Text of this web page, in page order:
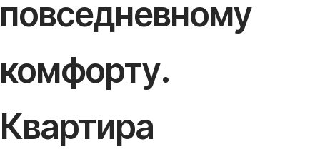
повседневному
комфорту.
Квартира